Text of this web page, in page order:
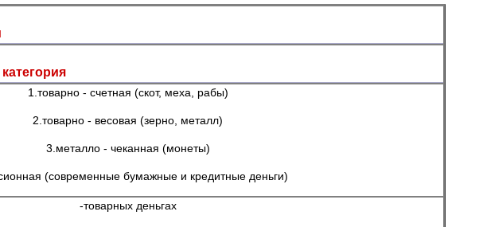
1.товарно - счетная (скот, меха, рабы)
2.товарно - весовая (зерно, металл)
3.металло - чеканная (монеты)
(современные бумажные и кредитные деньги)
-товарных деньгах